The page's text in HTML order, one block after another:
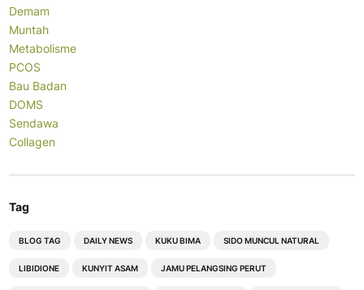
Demam
Muntah
Metabolisme
PCOS
Bau Badan
DOMS
Sendawa
Collagen
Tag
BLOG TAG DAILY NEWS KUKU BIMA SIDO MUNCUL NATURAL
LIBIDIONE KUNYIT ASAM JAMU PELANGSING PERUT